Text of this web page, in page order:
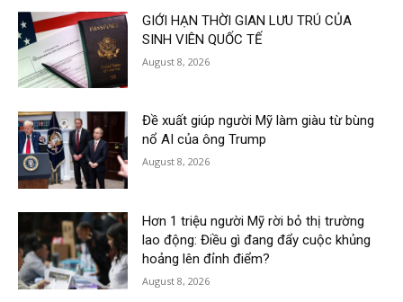
GIỚI HẠN THỜI GIAN LƯU TRÚ CỦA
SINH VIÊN QUỐC TẾ
August 8, 2026
Đề xuất giúp người Mỹ làm giàu từ bùng
nổ AI của ông Trump
August 8, 2026
Hơn 1 triệu người Mỹ rời bỏ thị trường
lao động: Điều gì đang đẩy cuộc khủng
hoảng lên đỉnh điểm?
August 8, 2026